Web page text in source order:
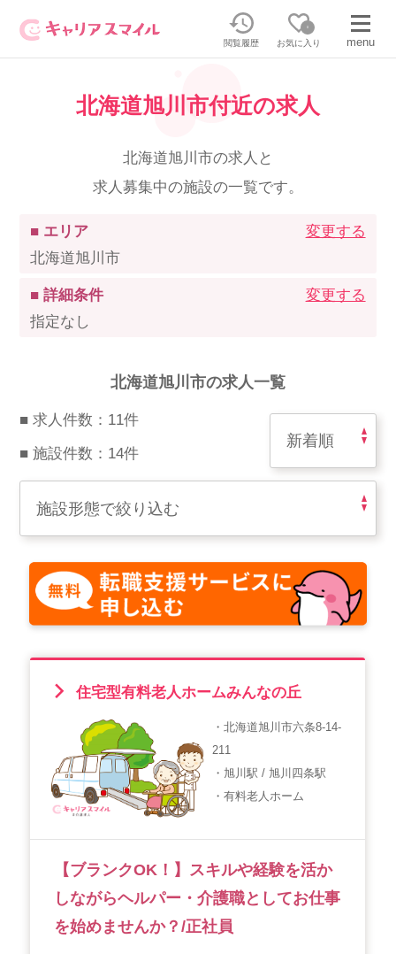
閲覧履歴
0
お気に入り menu
無料相談・お問い合わせはこちら
無料転職相談・お問い合わせの内容を
正社員／パートで働く
派遣で働く
その他のお問い合わせ
正社員・パートの求人を探す
紹介会社を使うメリットについて
介護・看護のお仕事について
WEB勤怠
支店連絡先一覧
会社概要 個人情報保護方針
お知らせ 採用担当者様へ サイトマップ
北海道旭川市付近の求人
北海道旭川市の求人と
求人募集中の施設の一覧です。
■ エリア
北海道旭川市
変更する
■ 詳細条件
指定なし
変更する
北海道旭川市の求人一覧
■ 求人件数：11件
■ 施設件数：14件
住宅型有料老人ホームみんなの丘
・北海道旭川市六条8-14-
211
・旭川駅 / 旭川四条駅
・有料老人ホーム
【ブランクOK！】スキルや経験を活か
しながらヘルパー・介護職としてお仕事
を始めませんか？/正社員